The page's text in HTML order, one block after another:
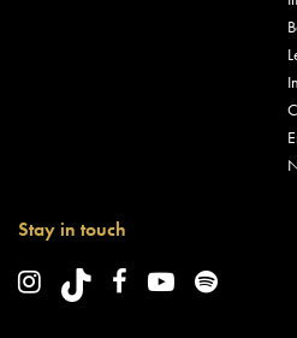
Stay in touch